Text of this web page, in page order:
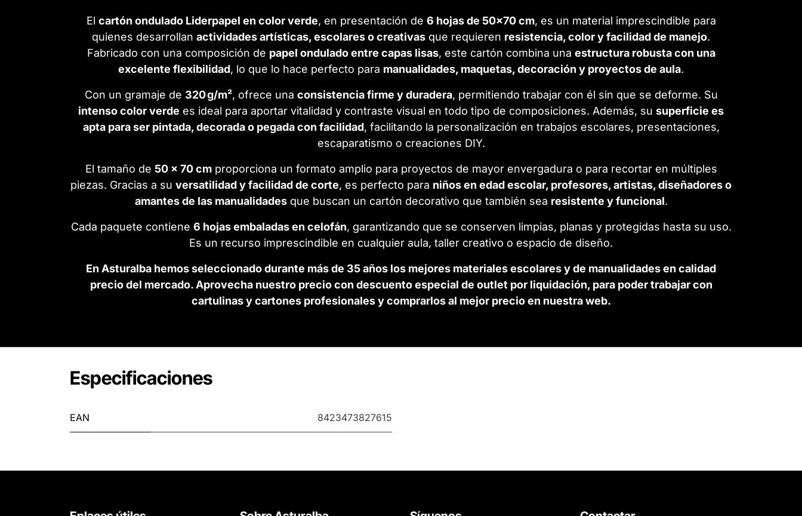
El cartón ondulado Liderpapel en color verde, en presentación de 6 hojas de 50x70 cm, es un material imprescindible para
quienes desarrollan actividades artísticas, escolares o creativas que requieren resistencia, color y facilidad de manejo.
Fabricado con una composición de papel ondulado entre capas lisas, este cartón combina una estructura robusta con una
excelente flexibilidad, lo que lo hace perfecto para manualidades, maquetas, decoración y proyectos de aula.
Con un gramaje de 320 g/m², ofrece una consistencia firme y duradera, permitiendo trabajar con él sin que se deforme. Su
intenso color verde es ideal para aportar vitalidad y contraste visual en todo tipo de composiciones. Además, su superficie es
apta para ser pintada, decorada o pegada con facilidad, facilitando la personalización en trabajos escolares, presentaciones,
escaparatismo o creaciones DIY.
El tamaño de 50 x 70 cmproporciona un formato amplio para proyectos de mayor envergadura o para recortar en múltiples
piezas. Gracias a su versatilidad y facilidad de corte, es perfecto para niños en edad escolar, profesores, artistas, diseñadores o
amantes de las manualidadesque buscan un cartón decorativo que también sea resistente y funcional.
Cada paquete contiene 6 hojas embaladas en celofán, garantizando que se conserven limpias, planas y protegidas hasta su uso.
Es un recurso imprescindible en cualquier aula, taller creativo o espacio de diseño.
En Asturalba hemos seleccionado durante más de 35 años los mejores materiales escolares y de manualidades en calidad
precio del mercado. Aprovecha nuestro precio con descuento especial de outlet por liquidación, para poder trabajar con
cartulinas y cartones profesionales y comprarlos al mejor precio en nuestra web.
Especificaciones
EAN 8423473827615